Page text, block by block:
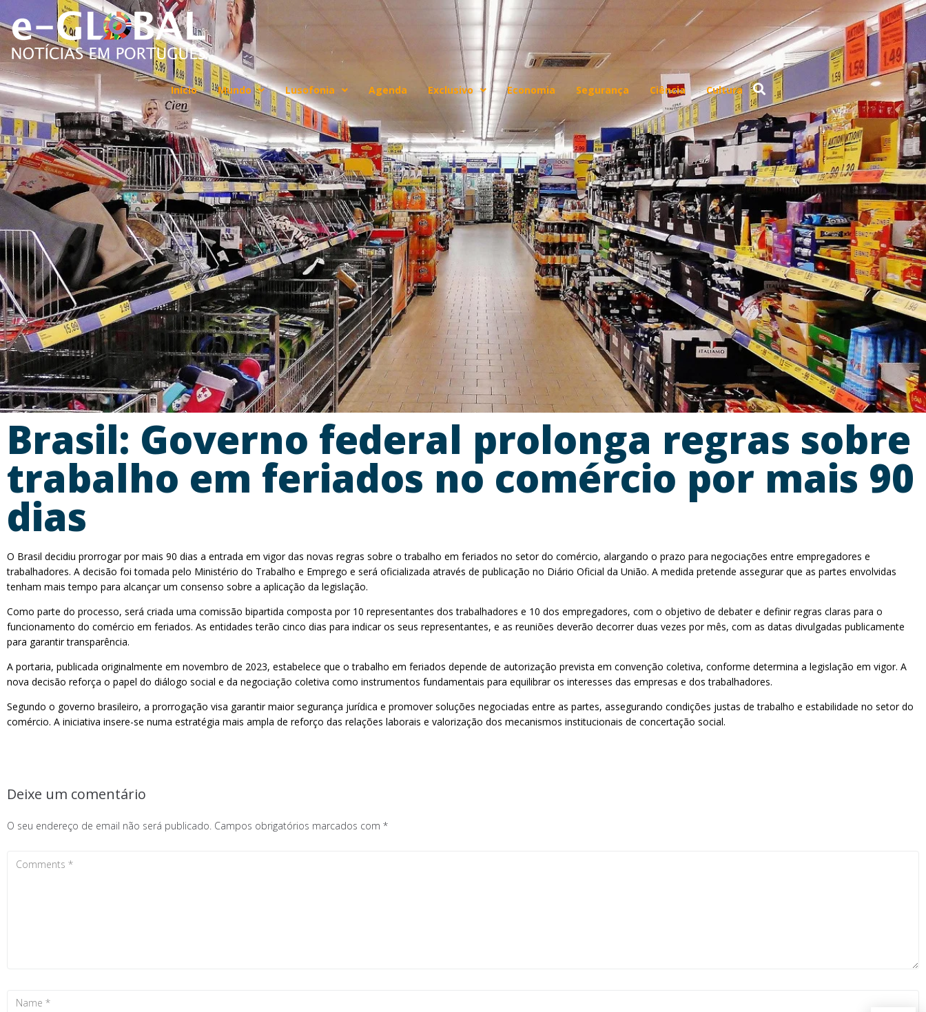
Início Mundo Lusofonia Agenda Exclusivo Economia Segurança Ciência Cultura
Brasil: Governo federal prolonga regras sobre
trabalho em feriados no comércio por mais 90
dias
O Brasil decidiu prorrogar por mais 90 dias a entrada em vigor das novas regras sobre o trabalho em feriados no setor do comércio, alargando o prazo para negociações entre empregadores e
trabalhadores. A decisão foi tomada pelo Ministério do Trabalho e Emprego e será oficializada através de publicação no Diário Oficial da União. A medida pretende assegurar que as partes envolvidas
tenham mais tempo para alcançar um consenso sobre a aplicação da legislação.
Como parte do processo, será criada uma comissão bipartida composta por 10 representantes dos trabalhadores e 10 dos empregadores, com o objetivo de debater e definir regras claras para o
funcionamento do comércio em feriados. As entidades terão cinco dias para indicar os seus representantes, e as reuniões deverão decorrer duas vezes por mês, com as datas divulgadas publicamente
para garantir transparência.
A portaria, publicada originalmente em novembro de 2023, estabelece que o trabalho em feriados depende de autorização prevista em convenção coletiva, conforme determina a legislação em vigor. A
nova decisão reforça o papel do diálogo social e da negociação coletiva como instrumentos fundamentais para equilibrar os interesses das empresas e dos trabalhadores.
Segundo o governo brasileiro, a prorrogação visa garantir maior segurança jurídica e promover soluções negociadas entre as partes, assegurando condições justas de trabalho e estabilidade no setor do
comércio. A iniciativa insere-se numa estratégia mais ampla de reforço das relações laborais e valorização dos mecanismos institucionais de concertação social.
Deixe um comentário
O seu endereço de email não será publicado. Campos obrigatórios marcados com *